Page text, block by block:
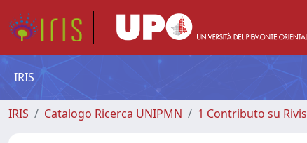
IRIS
IRIS Catalogo Ricerca UNIPMN 1 Contributo su